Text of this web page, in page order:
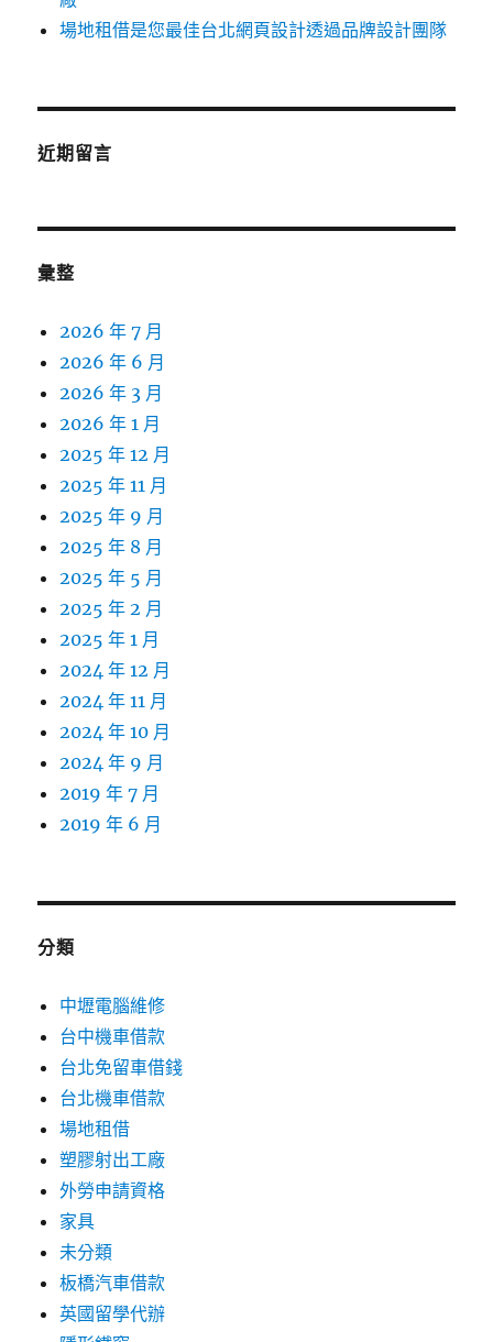
場地租借是您最佳台北網頁設計透過品牌設計團隊
近期留言
彙整
2026 年 7 月
2026 年 6 月
2026 年 3 月
2026 年 1 月
2025 年 12 月
2025 年 11 月
2025 年 9 月
2025 年 8 月
2025 年 5 月
2025 年 2 月
2025 年 1 月
2024 年 12 月
2024 年 11 月
2024 年 10 月
2024 年 9 月
2019 年 7 月
2019 年 6 月
分類
中壢電腦維修
台中機車借款
台北免留車借錢
台北機車借款
場地租借
塑膠射出工廠
外勞申請資格
家具
未分類
板橋汽車借款
英國留學代辦